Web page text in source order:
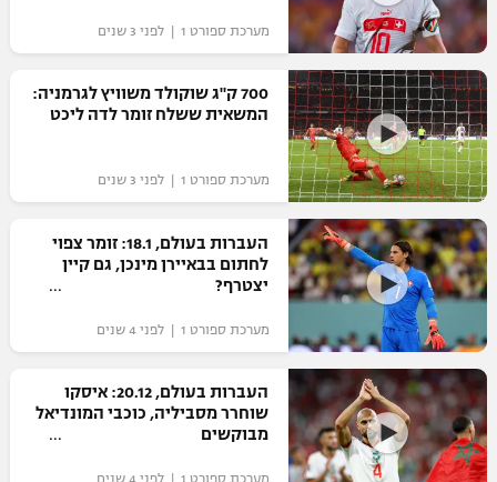
"מחצית בשכונה" – פודקאסט
משתתפים וזוכים בפרסים
תקנון משתתפים וזוכים בפרסים
תקנון עבור פעילות אלקטרה
תקנון עבור פעילות ספורט 1 – "מרלן"
טניס
גיימינג E-Sports
תנאי שימוש
מדיניות פרטיות
תקנון פעילות ספורט 1
אופניים
ספורט מוטורי
כדורמים
פוטבול אמריקאי NFL
בייסבול MLB
ספורט אתגרי ואקסטרים
אומנויות לחימה
גיימינג E-Sports
מערכת ספורט 1 | לפני 3 שנים
700 ק"ג שוקולד משוויץ לגרמניה:
המשאית ששלח זומר לדה ליכט
מערכת ספורט 1 | לפני 3 שנים
העברות בעולם, 18.1: זומר צפוי
לחתום בבאיירן מינכן, גם קיין
יצטרף?
מערכת ספורט 1 | לפני 4 שנים
העברות בעולם, 20.12: איסקו
שוחרר מסביליה, כוכבי המונדיאל
מבוקשים